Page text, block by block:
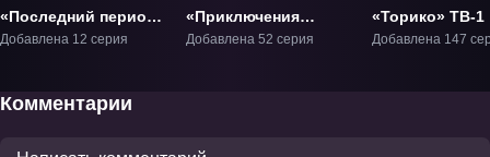
«Последний период:
История
Добавлена 12 серия
«Приключения
короля Бита» ТВ-1
Добавлена 52 серия
«Торико» ТВ-1
Добавлена 147
Комментарии